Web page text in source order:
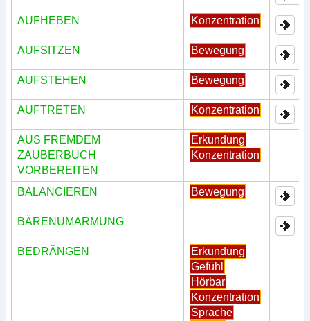
AUFHEBEN Konzentration
AUFSITZEN Bewegung
AUFSTEHEN Bewegung
AUFTRETEN Konzentration
AUS FREMDEM
ZAUBERBUCH
VORBEREITEN
Erkundung
Konzentration
BALANCIEREN Bewegung
BÄRENUMARMUNG
BEDRÄNGEN
Erkundung
Gefühl
Hörbar
Konzentration
Sprache